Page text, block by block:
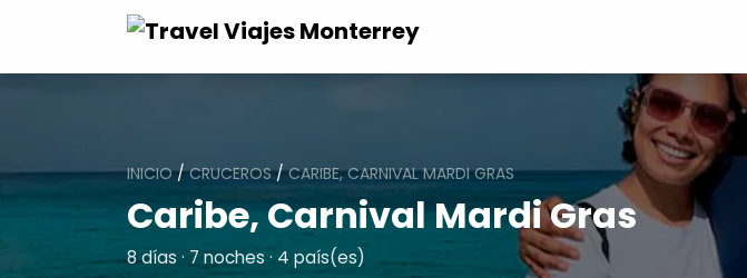
INICIO/CRUCEROS/CARIBE, CARNIVAL MARDI GRAS
Caribe, Carnival Mardi Gras
8 días · 7 noches · 4 país(es)